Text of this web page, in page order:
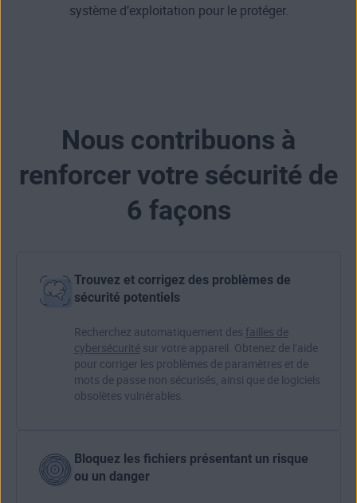
système d’exploitation pour le protéger.
Nous contribuons à
renforcer votre sécurité de
6 façons
Trouvez et corrigez des problèmes de
sécurité potentiels
Recherchez automatiquement des failles de
cybersécurité sur votre appareil. Obtenez de l’aide
pour corriger les problèmes de paramètres et de
mots de passe non sécurisés, ainsi que de logiciels
obsolètes vulnérables.
Bloquez les fichiers présentant un risque
ou un danger